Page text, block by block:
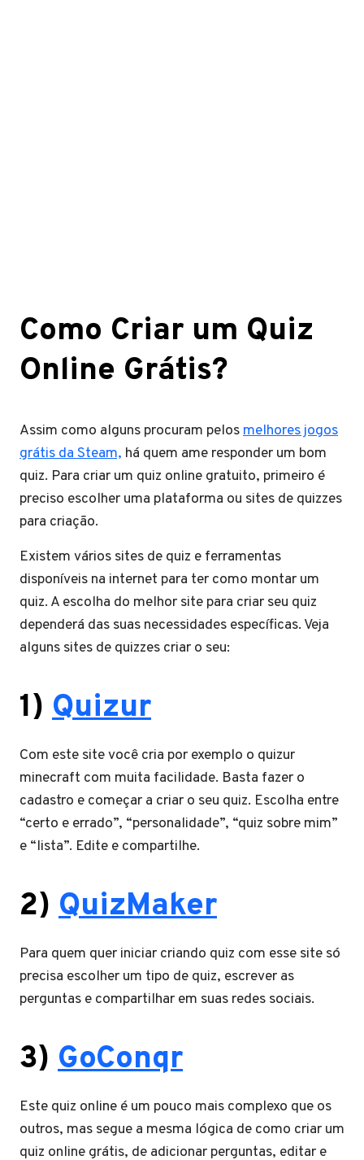
Como Criar um Quiz
Online Grátis?
Assim como alguns procuram pelosmelhores jogos
grátis da Steam, há quem ame responder um bom
quiz. Para criar um quiz online gratuito, primeiro é
preciso escolher uma plataforma ou sites de quizzes
para criação.
Existem vários sites de quiz e ferramentas
disponíveis na internet para ter como montar um
quiz. A escolha do melhor site para criar seu quiz
dependerá das suas necessidades específicas. Veja
alguns sites de quizzes criar o seu:
1) Quizur
Com este site você cria por exemplo o quizur
minecraft com muita facilidade. Basta fazer o
cadastro e começar a criar o seu quiz. Escolha entre
“certo e errado”, “personalidade”, “quiz sobre mim”
e “lista”. Edite e compartilhe.
2) QuizMaker
Para quem quer iniciar criando quiz com esse site só
precisa escolher um tipo de quiz, escrever as
perguntas e compartilhar em suas redes sociais.
3) GoConqr
Este quiz online é um pouco mais complexo que os
outros, mas segue a mesma lógica de como criar um
quiz online grátis, de adicionar perguntas, editar e